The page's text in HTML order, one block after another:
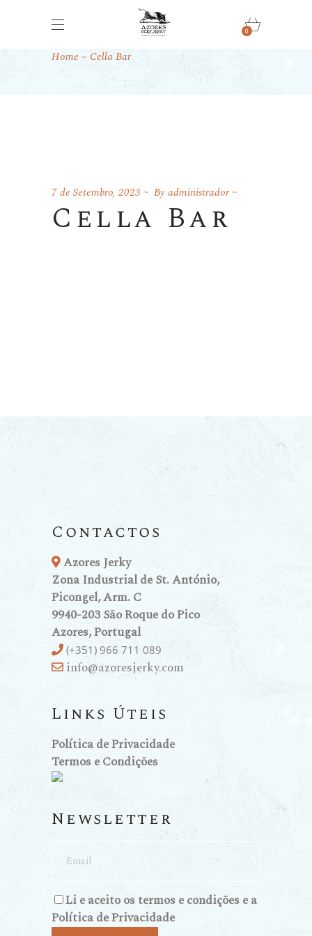
0
Cella Bar
Home Cella Bar
7 de Setembro, 2023 Byadministrador
Cella Bar
Contactos
Azores Jerky
Zona Industrial de St. António,
Picongel, Arm. C
9940-203 São Roque do Pico
Azores, Portugal
(+351) 966 711 089
info@azoresjerky.com
Links Úteis
Política de Privacidade
Termos e Condições
Newsletter
Li e aceito ostermos e condiçõese a
Política de Privacidade